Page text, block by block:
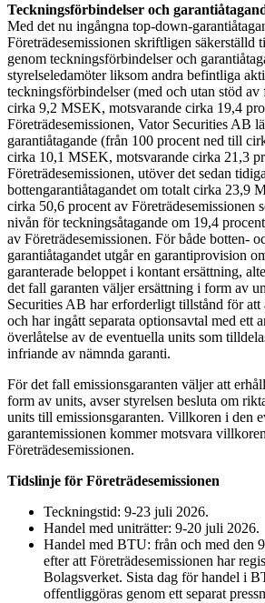
Teckningsförbindelser och
Med det nu ingångna top-down-
Företrädesemissionen skriftligen säkerställd
genom teckningsförbindelser och
styrelseledamöter liksom andra befintliga
teckningsförbindelser (med och utan stöd av
cirka 9,2 MSEK, motsvarande cirka 19,4
Företrädesemissionen, Vator Securities AB
garantiåtagande (från 100 procent ned till
cirka 10,1 MSEK, motsvarande cirka 21,3
Företrädesemissionen, utöver det sedan
bottengarantiåtagandet om totalt cirka 23,9
cirka 50,6 procent av Företrädesemissionen
nivån för teckningsåtagande om 19,4
av Företrädesemissionen. För både botten-
garantiåtagandet utgår en garantiprovision
garanterade beloppet i kontant ersättning,
det fall garanten väljer ersättning i form av
Securities AB har erforderligt tillstånd för att
och har ingått separata optionsavtal med ett
överlåtelse av de eventuella units som
infriande av nämnda garanti.
För det fall emissionsgaranten väljer att
form av units, avser styrelsen besluta om
units till emissionsgaranten. Villkoren i den
garantemissionen kommer motsvara
Företrädesemissionen.
Tidslinje för Företrädesemissionen
Teckningstid: 9-23 juli 2026.
Handel med uniträtter: 9-20 juli 2026.
Handel med BTU: från och med den
efter att Företrädesemissionen har
Bolagsverket. Sista dag för handel i
offentliggöras genom ett separat